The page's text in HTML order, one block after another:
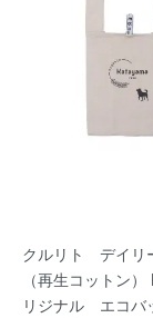
クルリト デイリ
（再生コットン
リジナル エコ